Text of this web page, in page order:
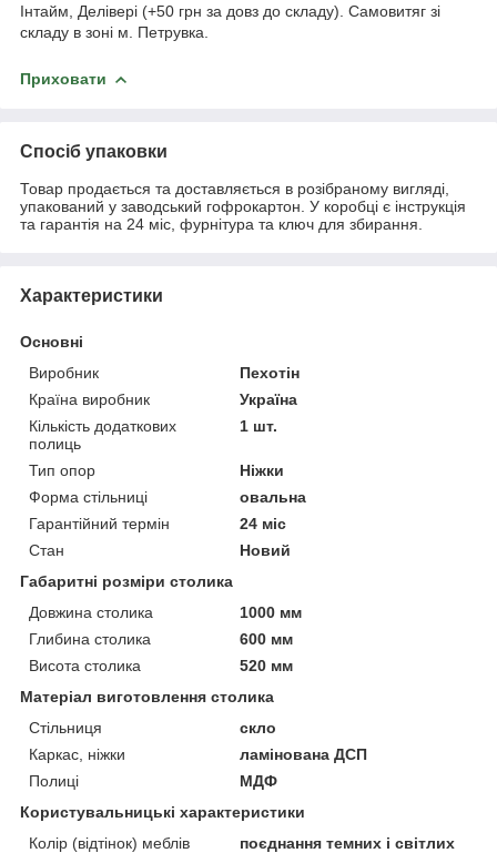
Інтайм, Делівері (+50 грн за довз до складу). Самовитяг зі
складу в зоні м. Петрувка.
Приховати
Спосіб упаковки
Товар продається та доставляється в розібраному вигляді,
упакований у заводський гофрокартон. У коробці є інструкція
та гарантія на 24 міс, фурнітура та ключ для збирання.
Характеристики
Основні
Виробник
Пехотін
Країна виробник
Україна
Кількість додаткових
полиць
1 шт.
Тип опор
Ніжки
Форма стільниці
овальна
Гарантійний термін
24 міс
Стан
Новий
Габаритні розміри столика
Довжина столика
1000 мм
Глибина столика
600 мм
Висота столика
520 мм
Матеріал виготовлення столика
Стільниця
скло
Каркас, ніжки
ламінована ДСП
Полиці
МДФ
Користувальницькі характеристики
Колір (відтінок) меблів
поєднання темних і світлих